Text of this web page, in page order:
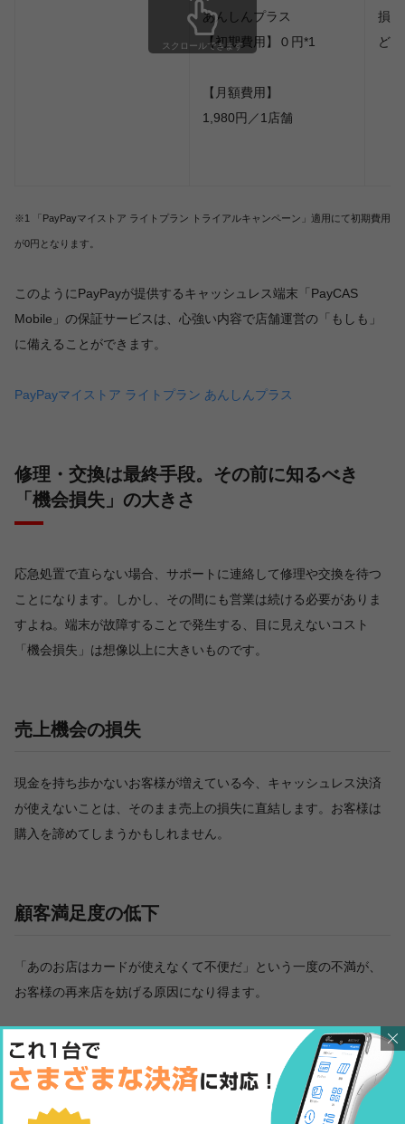
あんしんプラス
【初期費用】０円*1
【月額費用】
1,980円／1店舗
損
ど）
スクロールできます
※1 「PayPayマイストア ライトプラン トライアルキャンペーン」適用にて初期費用
が0円となります。
このようにPayPayが提供するキャッシュレス端末「PayCAS
Mobile」の保証サービスは、心強い内容で店舗運営の「もしも」
に備えることができます。
PayPayマイストア ライトプラン あんしんプラス
修理・交換は最終手段。その前に知るべき
「機会損失」の大きさ
応急処置で直らない場合、サポートに連絡して修理や交換を待つ
ことになります。しかし、その間にも営業は続ける必要がありま
すよね。端末が故障することで発生する、目に見えないコスト
「機会損失」は想像以上に大きいものです。
売上機会の損失
現金を持ち歩かないお客様が増えている今、キャッシュレス決済
が使えないことは、そのまま売上の損失に直結します。お客様は
購入を諦めてしまうかもしれません。
顧客満足度の低下
「あのお店はカードが使えなくて不便だ」という一度の不満が、
お客様の再来店を妨げる原因になり得ます。
復旧対応の手間